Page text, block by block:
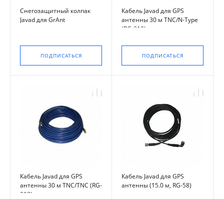
Снегозащитный колпак
Javad для GrAnt
ПОДПИСАТЬСЯ
Кабель Javad для GPS
антенны 30 м TNC/N-Type
(RG-213)
ПОДПИСАТЬСЯ
Кабель Javad для GPS
антенны 30 м TNC/TNC (RG-
213)
Кабель Javad для GPS
антенны (15.0 м, RG-58)